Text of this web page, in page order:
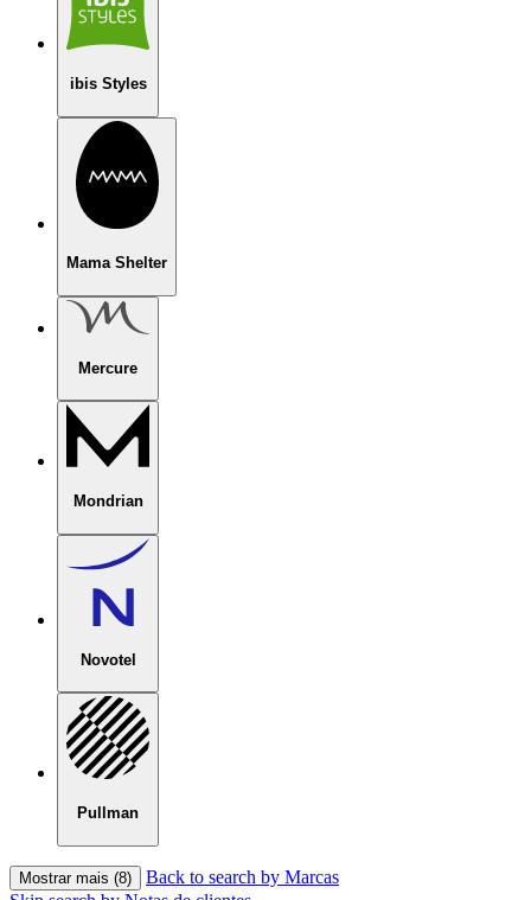
ibis Styles
Mama Shelter
Mercure
Mondrian
Novotel
Pullman
Mostrar mais (8)
Back to search by Marcas